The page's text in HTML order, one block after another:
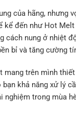
của hãng, nhưng
kể đến như Hot
cách nung ở nhiệt
bỉ và tăng cường
mang trên mình
khả năng xử lý
nghiệm trong mùa